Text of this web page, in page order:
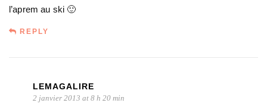
l’aprem au ski 🙂
REPLY
LEMAGALIRE
2 janvier 2013 at 8 h 20 min